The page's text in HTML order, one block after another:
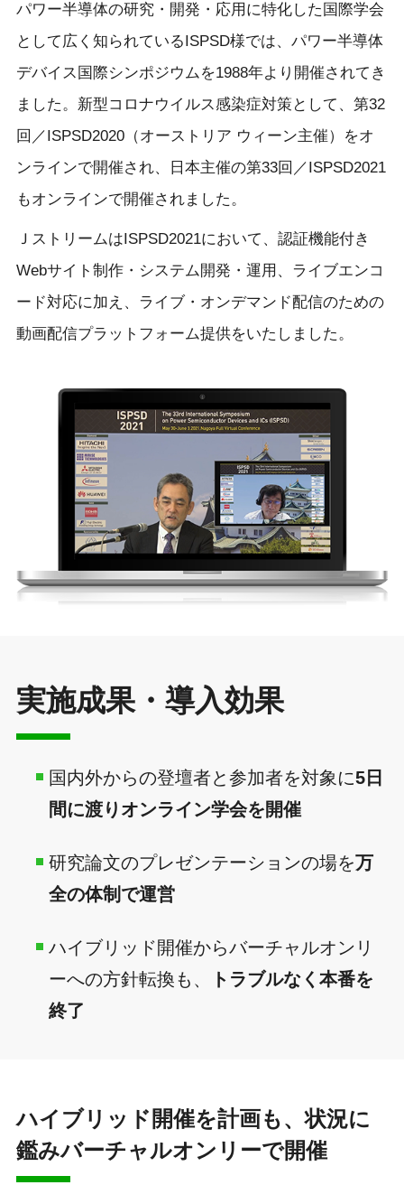
パワー半導体の研究・開発・応用に特化した国際学会
として広く知られているISPSD様では、パワー半導体
デバイス国際シンポジウムを1988年より開催されてき
ました。新型コロナウイルス感染症対策として、第32
回／ISPSD2020（オーストリア ウィーン主催）をオ
ンラインで開催され、日本主催の第33回／ISPSD2021
もオンラインで開催されました。
ＪストリームはISPSD2021において、認証機能付き
Webサイト制作・システム開発・運用、ライブエンコ
ード対応に加え、ライブ・オンデマンド配信のための
動画配信プラットフォーム提供をいたしました。
実施成果・導入効果
国内外からの登壇者と参加者を対象に5日
間に渡りオンライン学会を開催
研究論文のプレゼンテーションの場を万
全の体制で運営
ハイブリッド開催からバーチャルオンリ
ーへの方針転換も、
トラブルなく本番を
終了
ハイブリッド開催を計画も、状況に
鑑みバーチャルオンリーで開催